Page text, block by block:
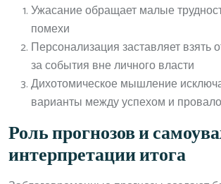
Ужасание обращает малые
помехи
Персонализация заставляет взять
за события вне личного власти
Дихотомическое мышление
варианты между успехом и
Роль прогнозов и
интерпретации итога